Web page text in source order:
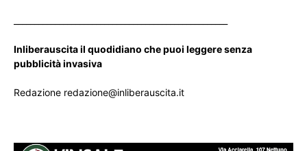
Inliberauscita il quodidiano che puoi leggere senza
pubblicità invasiva
Redazione redazione@inliberauscita.it